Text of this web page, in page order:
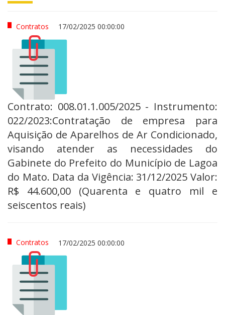
Contratos 17/02/2025 00:00:00
Contrato: 008.01.1.005/2025 - Instrumento:
022/2023:Contratação de empresa para
Aquisição de Aparelhos de Ar Condicionado,
visando atender as necessidades do
Gabinete do Prefeito do Município de Lagoa
do Mato. Data da Vigência: 31/12/2025 Valor:
R$ 44.600,00 (Quarenta e quatro mil e
seiscentos reais)
Contratos 17/02/2025 00:00:00